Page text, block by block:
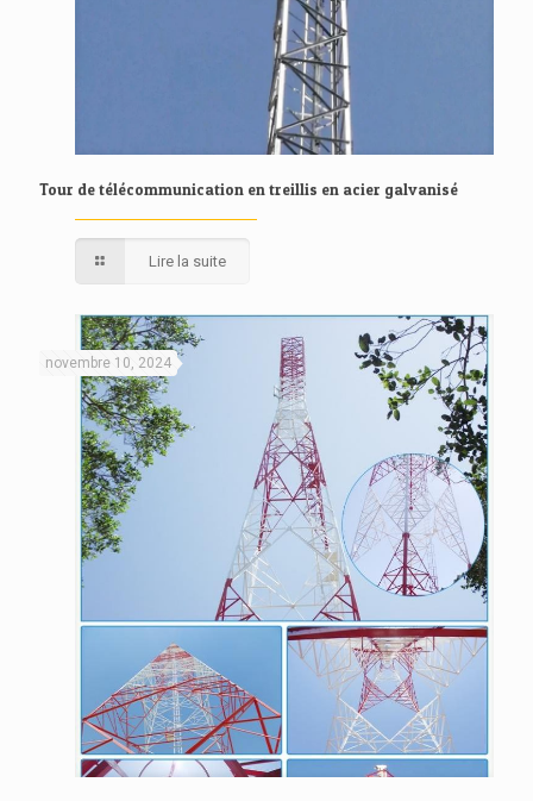
Tour de télécommunication en treillis en acier galvanisé
Lire la suite
novembre 10, 2024